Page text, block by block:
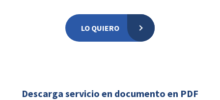
LO QUIERO
Descarga servicio en documento en PDF